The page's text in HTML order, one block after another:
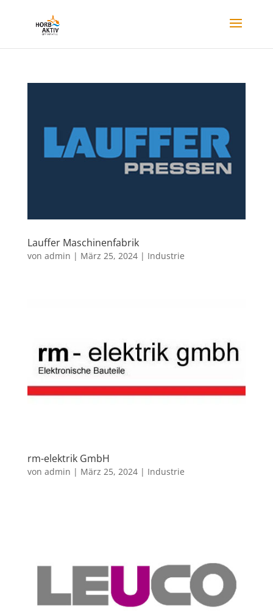
Lauffer Maschinenfabrik
von admin | März 25, 2024| Industrie
rm-elektrik GmbH
von admin | März 25, 2024| Industrie